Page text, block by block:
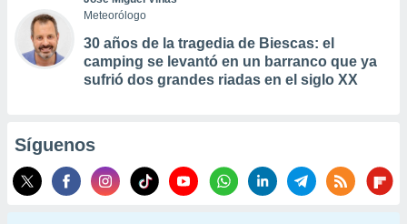
Meteorólogo
30 años de la tragedia de Biescas: el
camping se levantó en un barranco que ya
sufrió dos grandes riadas en el siglo XX
Síguenos